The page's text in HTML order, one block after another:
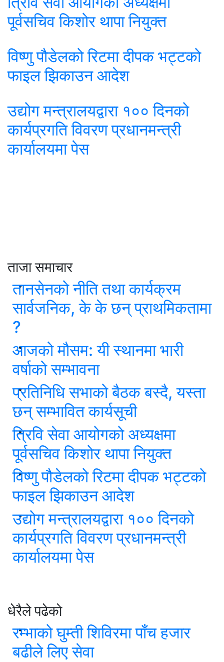
पूर्वसचिव किशोर थापा नियुक्त
विष्णु पौडेलको रिटमा दीपक भट्टको
फाइल झिकाउन आदेश
उद्योग मन्त्रालयद्वारा १०० दिनको
कार्यप्रगति विवरण प्रधानमन्त्री
कार्यालयमा पेस
ताजा समाचार
तानसेनको नीति तथा कार्यक्रम
सार्वजनिक, के के छन् प्राथमिकतामा
?
आजको मौसम: यी स्थानमा भारी
वर्षाको सम्भावना
प्रतिनिधि सभाको बैठक बस्दै, यस्ता
छन् सम्भावित कार्यसूची
त्रिवि सेवा आयोगको अध्यक्षमा
पूर्वसचिव किशोर थापा नियुक्त
विष्णु पौडेलको रिटमा दीपक भट्टको
फाइल झिकाउन आदेश
उद्योग मन्त्रालयद्वारा १०० दिनको
कार्यप्रगति विवरण प्रधानमन्त्री
कार्यालयमा पेस
धेरैले पढेको
रम्भाको घुम्ती शिविरमा पाँच हजार
बढीले लिए सेवा